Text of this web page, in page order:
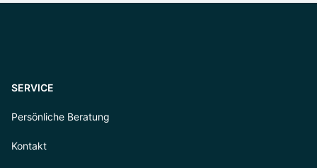
SERVICE
Persönliche Beratung
Kontakt